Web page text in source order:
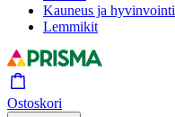
Kauneus ja hyvinvointi
Lemmikit
Ostoskori